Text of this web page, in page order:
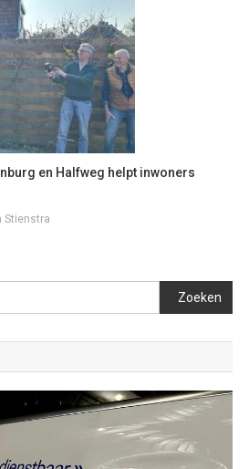
en Halfweg helpt inwoners
Stienstra
Zoeken